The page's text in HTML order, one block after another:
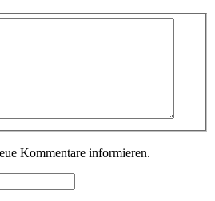
Kommentare informieren.